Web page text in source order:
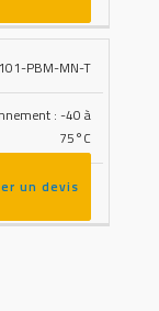
PBM-MN-T
: -40 à
75°C
un devis